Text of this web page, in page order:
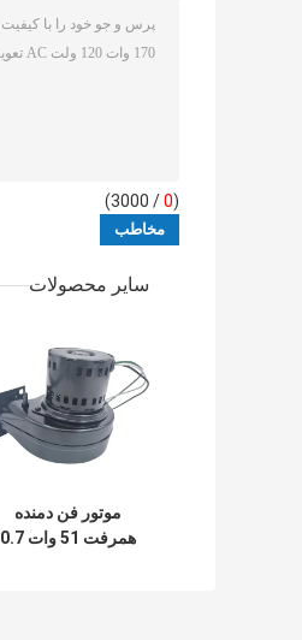
(
0
/ 3000)
سایر محصولات
موتور فن دمنده
همرفت 51 وات 0.7